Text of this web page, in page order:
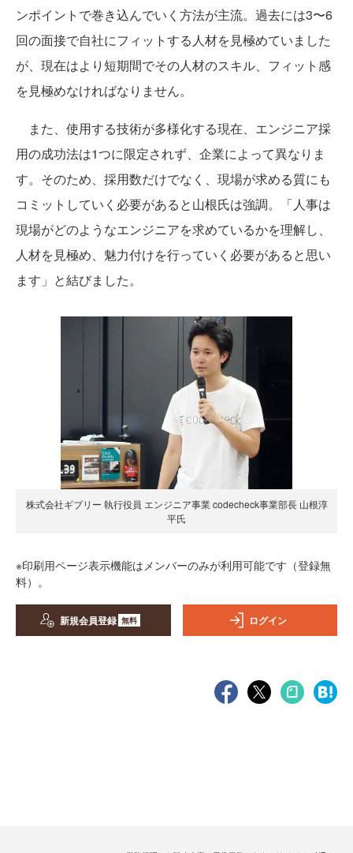
ンポイントで巻き込んでいく方法が主流。過去には3〜6
回の面接で自社にフィットする人材を見極めていました
が、現在はより短期間でその人材のスキル、フィット感
を見極めなければなりません。
また、使用する技術が多様化する現在、エンジニア採
用の成功法は1つに限定されず、企業によって異なりま
す。そのため、採用数だけでなく、現場が求める質にも
コミットしていく必要があると山根氏は強調。「人事は
現場がどのようなエンジニアを求めているかを理解し、
人材を見極め、魅力付けを行っていく必要があると思い
ます」と結びました。
株式会社ギブリー 執行役員 エンジニア事業 codecheck事業部長 山根淳
平氏
※印刷用ページ表示機能はメンバーのみが利用可能です（登録無
料）。
新規会員登録 無料 ログイン